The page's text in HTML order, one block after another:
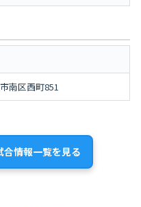
南区西町851
合情報一覧を見る